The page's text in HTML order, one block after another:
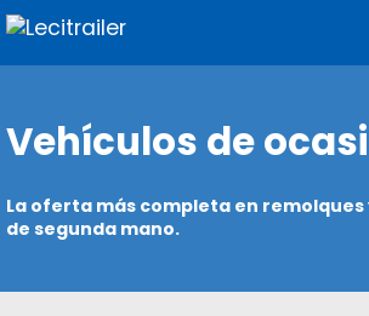
Vehículos de
La oferta más completa en
de segunda mano.